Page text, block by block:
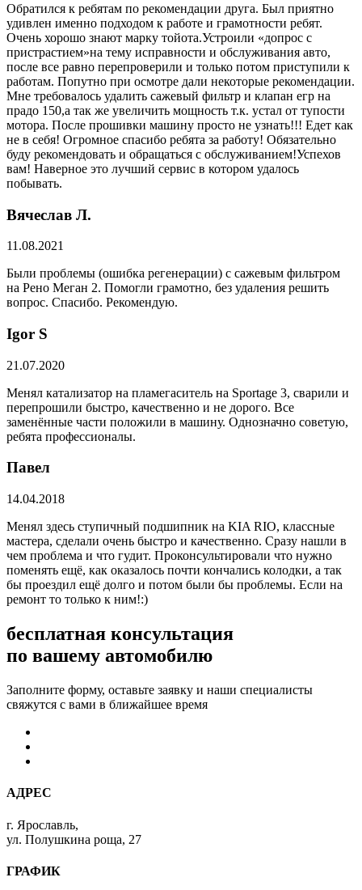
Обратился к ребятам по рекомендации друга. Был приятно
удивлен именно подходом к работе и грамотности ребят.
Очень хорошо знают марку тойота.Устроили «допрос с
пристрастием»на тему исправности и обслуживания авто,
после все равно перепроверили и только потом приступили к
работам. Попутно при осмотре дали некоторые рекомендации.
Мне требовалось удалить сажевый фильтр и клапан егр на
прадо 150,а так же увеличить мощность т.к. устал от тупости
мотора. После прошивки машину просто не узнать!!! Едет как
не в себя! Огромное спасибо ребята за работу! Обязательно
буду рекомендовать и обращаться с обслуживанием!Успехов
вам! Наверное это лучший сервис в котором удалось
побывать.
Вячеслав Л.
11.08.2021
Были проблемы (ошибка регенерации) с сажевым фильтром
на Рено Меган 2. Помогли грамотно, без удаления решить
вопрос. Спасибо. Рекомендую.
​Igor S
21.07.2020
Менял катализатор на пламегаситель на Sportage 3, сварили и
перепрошили быстро, качественно и не дорого. Все
заменённые части положили в машину. Однозначно советую,
ребята профессионалы.
Павел
14.04.2018
Менял здесь ступичный подшипник на KIA RIO, классные
мастера, сделали очень быстро и качественно. Сразу нашли в
чем проблема и что гудит. Проконсультировали что нужно
поменять ещё, как оказалось почти кончались колодки, а так
бы проездил ещё долго и потом были бы проблемы. Если на
ремонт то только к ним!:)
бесплатная консультация
по вашему автомобилю
Заполните форму, оставьте заявку и наши специалисты
свяжутся с вами в ближайшее время
АДРЕС
г. Ярославль,
ул. Полушкина роща, 27
ГРАФИК